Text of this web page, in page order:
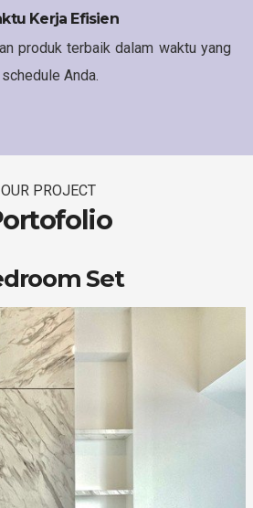
Kerja Efisien
produk terbaik dalam waktu yang
Anda.
OUR PROJECT
Set